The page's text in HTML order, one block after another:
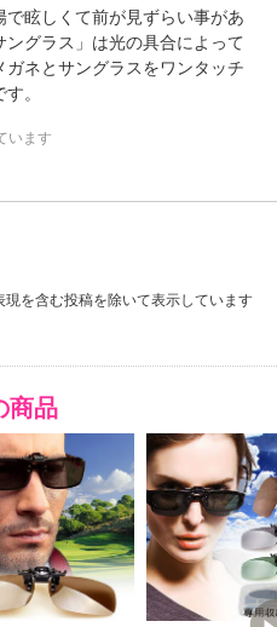
眩しくて前が見ずらい事があ
グラス」は光の具合によって
ネとサングラスをワンタッチ
。
います
を含む投稿を除いて表示しています
商品